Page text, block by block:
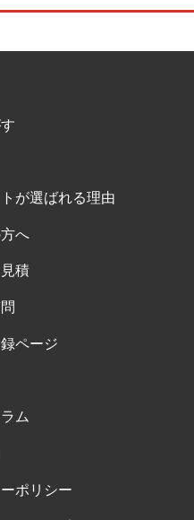
が選ばれる理由
へ
積
ページ
ム
ポリシー